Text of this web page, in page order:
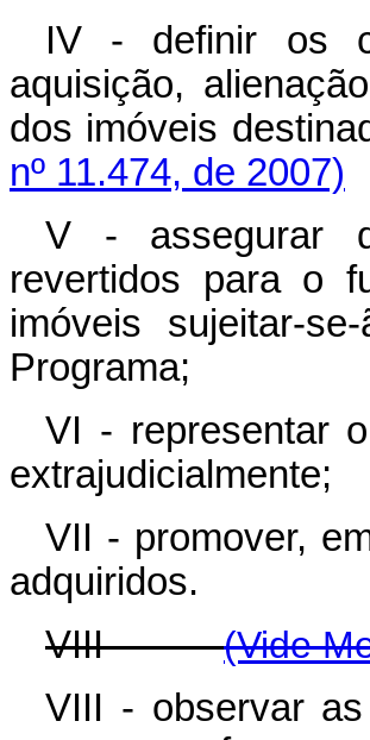
IV - definir os
aquisição,
dos imóveis
nº 11.474, de 2007)
V - assegurar
revertidos para o
imóveis sujeitar-
Programa;
VI - representar
extrajudicialmente;
VII - promover,
adquiridos.
VIII -(Vide
VIII - observar